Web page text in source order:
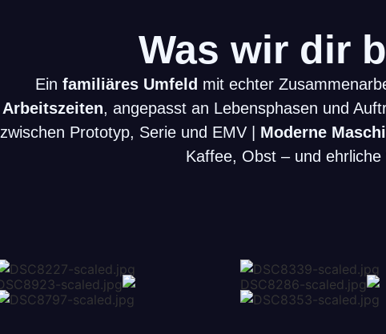
Was wir dir
Ein familiäres Umfeld mit echter
Arbeitszeiten, angepasst an Lebensphasen und
zwischen Prototyp, Serie und EMV | Moderne
Kaffee, Obst – und ehrliche